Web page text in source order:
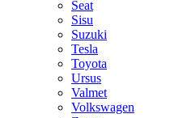
Seat
Sisu
Suzuki
Tesla
Toyota
Ursus
Valmet
Volkswagen